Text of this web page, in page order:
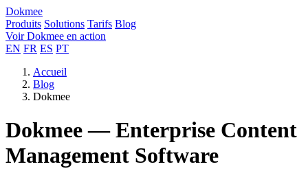
Dokmee
Produits Solutions Tarifs Blog
Voir Dokmee en action
EN FR ES PT
Accueil
Blog
Dokmee
Dokmee — Enterprise Content
Management Software